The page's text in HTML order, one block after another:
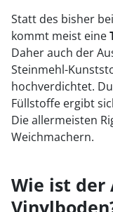
Statt des bisher
kommt meist eine
Daher auch der
Steinmehl-
hochverdichtet.
Füllstoffe ergibt
Die allermeisten
Weichmachern.
Wie ist der